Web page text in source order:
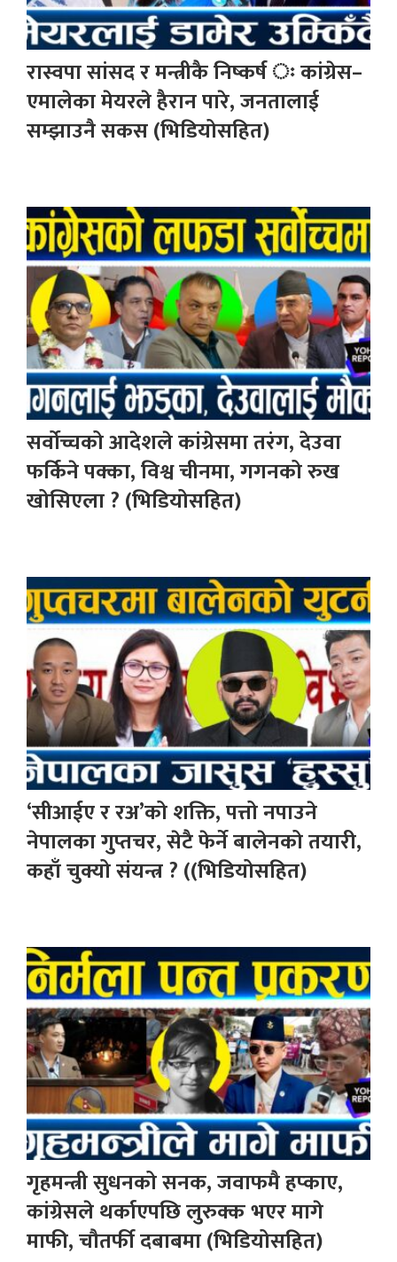
रास्वपा सांसद र मन्त्रीकै निष्कर्ष ः कांग्रेस–
एमालेका मेयरले हैरान पारे, जनतालाई
सम्झाउनै सकस (भिडियोसहित)
सर्वोच्चको आदेशले कांग्रेसमा तरंग, देउवा
फर्किने पक्का, विश्व चीनमा, गगनको रुख
खोसिएला ? (भिडियोसहित)
‘सीआईए र रअ’को शक्ति, पत्तो नपाउने
नेपालका गुप्तचर, सेटै फेर्ने बालेनको तयारी,
कहाँ चुक्यो संयन्त्र ? ((भिडियोसहित)
गृहमन्त्री सुधनको सनक, जवाफमै हप्काए,
कांग्रेसले थर्काएपछि लुरुक्क भएर मागे
माफी, चौतर्फी दबाबमा (भिडियोसहित)